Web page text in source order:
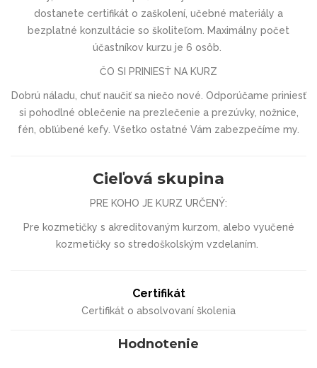
dostanete certifikát o zaškolení, učebné materiály a
bezplatné konzultácie so školiteľom. Maximálny počet
účastníkov kurzu je 6 osôb.
ČO SI PRINIESŤ NA KURZ
Dobrú náladu, chuť naučiť sa niečo nové. Odporúčame priniesť
si pohodlné oblečenie na prezlečenie a prezúvky, nožnice,
fén, obľúbené kefy. Všetko ostatné Vám zabezpečíme my.
Cieľová skupina
PRE KOHO JE KURZ URČENÝ:
Pre kozmetičky s akreditovaným kurzom, alebo vyučené
kozmetičky so stredoškolským vzdelaním.
Certifikát
Certifikát o absolvovaní školenia
Hodnotenie